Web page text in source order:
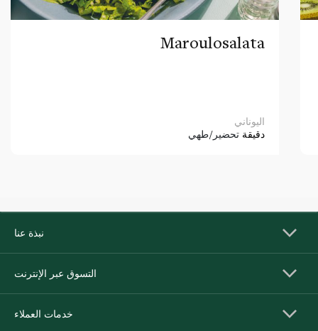
Maroulosalata
اليوناني
دقيقة تحضير/طهي
نبذة عنا
التسوق عبر الإنترنت
خدمات العملاء